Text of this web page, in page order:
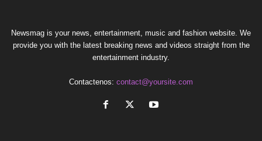
Newsmag is your news, entertainment, music and fashion website. We
provide you with the latest breaking news and videos straight from the
entertainment industry.
Contactenos: contact@yoursite.com